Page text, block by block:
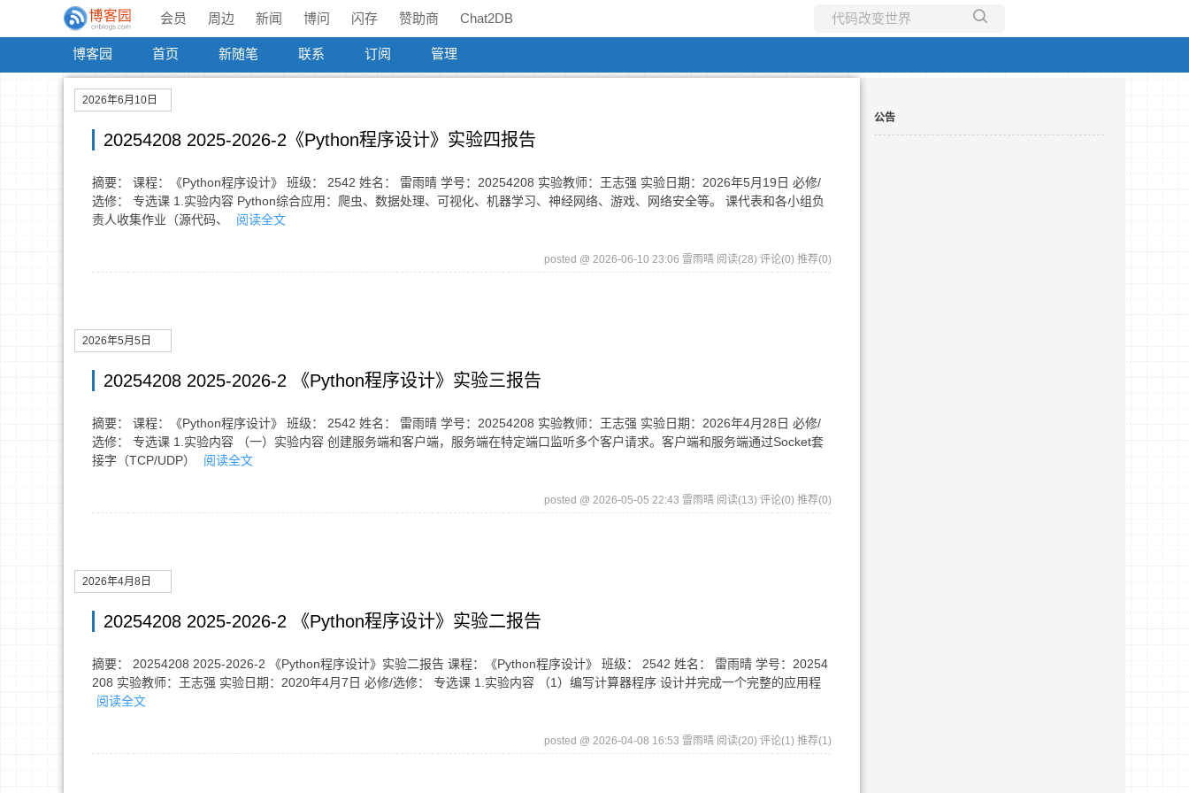
会员 周边 新闻 博问 闪存 赞助商 Chat2DB
博客园 首页 新随笔 联系 订阅 管理
2026年6月10日
20254208 2025-2026-2《Python程序设计》实验四报告
摘要： 课程：《Python程序设计》 班级： 2542 姓名： 雷雨晴 学号：20254208 实验教师：王志强 实验日期：2026年5月19日 必修/
选修： 专选课 1.实验内容 Python综合应用：爬虫、数据处理、可视化、机器学习、神经网络、游戏、网络安全等。 课代表和各小组负
责人收集作业（源代码、
阅读全文
posted @ 2026-06-10 23:06 雷雨晴 阅读(28) 评论(0) 推荐(0)
2026年5月5日
20254208 2025-2026-2 《Python程序设计》实验三报告
摘要： 课程：《Python程序设计》 班级： 2542 姓名： 雷雨晴 学号：20254208 实验教师：王志强 实验日期：2026年4月28日 必修/
选修： 专选课 1.实验内容 （一）实验内容 创建服务端和客户端，服务端在特定端口监听多个客户请求。客户端和服务端通过Socket套
接字（TCP/UDP）
阅读全文
posted @ 2026-05-05 22:43 雷雨晴 阅读(13) 评论(0) 推荐(0)
2026年4月8日
20254208 2025-2026-2 《Python程序设计》实验二报告
摘要： 20254208 2025-2026-2 《Python程序设计》实验二报告 课程：《Python程序设计》 班级： 2542 姓名： 雷雨晴 学号：20254
208 实验教师：王志强 实验日期：2020年4月7日 必修/选修： 专选课 1.实验内容 （1）编写计算器程序 设计并完成一个完整的应用程
阅读全文
posted @ 2026-04-08 16:53 雷雨晴 阅读(20) 评论(1) 推荐(1)
公告